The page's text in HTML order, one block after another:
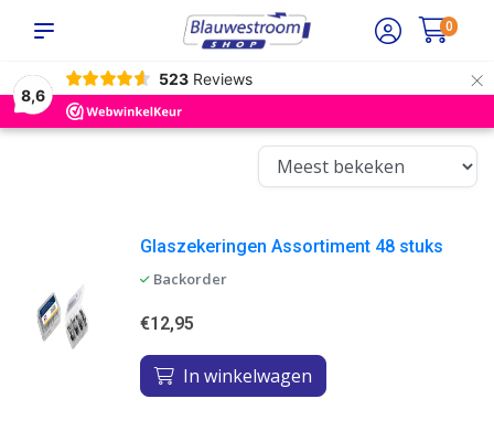
8,6
523 Reviews ×
0
Glaszekeringen Assortiment 48 stuks
Backorder
€12,95
In winkelwagen